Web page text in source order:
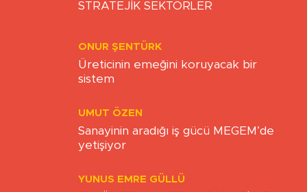
STRATEJİK SEKTÖRLER
ONUR ŞENTÜRK
Üreticinin emeğini koruyacak bir
sistem
UMUT ÖZEN
Sanayinin aradığı iş gücü MEGEM’de
yetişiyor
YUNUS EMRE GÜLLÜ